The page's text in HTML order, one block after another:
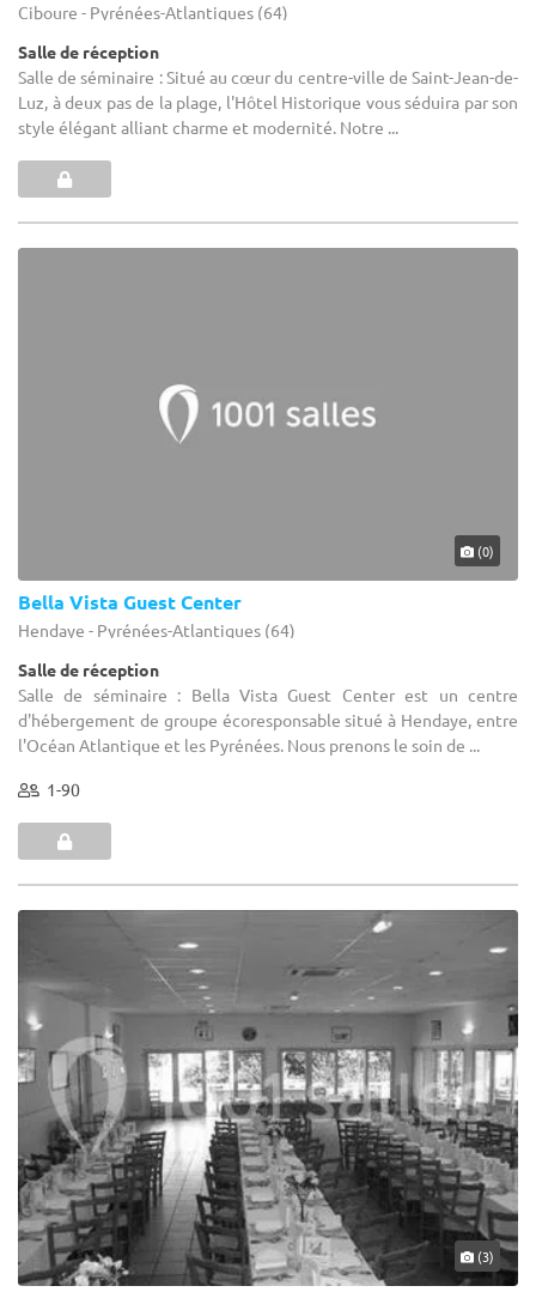
Ciboure - Pyrénées-Atlantiques (64)
Salle de réception
Salle de séminaire : Situé au cœur du centre-ville de Saint-Jean-de-
Luz, à deux pas de la plage, l'Hôtel Historique vous séduira par son
style élégant alliant charme et modernité. Notre ...
(0)
Bella Vista Guest Center
Hendaye - Pyrénées-Atlantiques (64)
Salle de réception
Salle de séminaire : Bella Vista Guest Center est un centre
d'hébergement de groupe écoresponsable situé à Hendaye, entre
l'Océan Atlantique et les Pyrénées. Nous prenons le soin de ...
1-90
(3)